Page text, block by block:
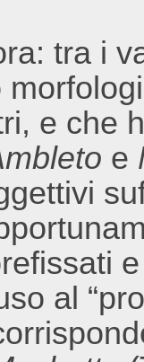
tra i
e che
e
al